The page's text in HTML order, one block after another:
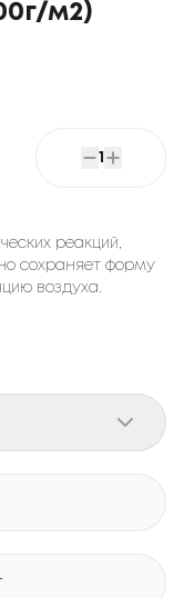
м2)
1
реакций,
сохраняет форму
воздуха.